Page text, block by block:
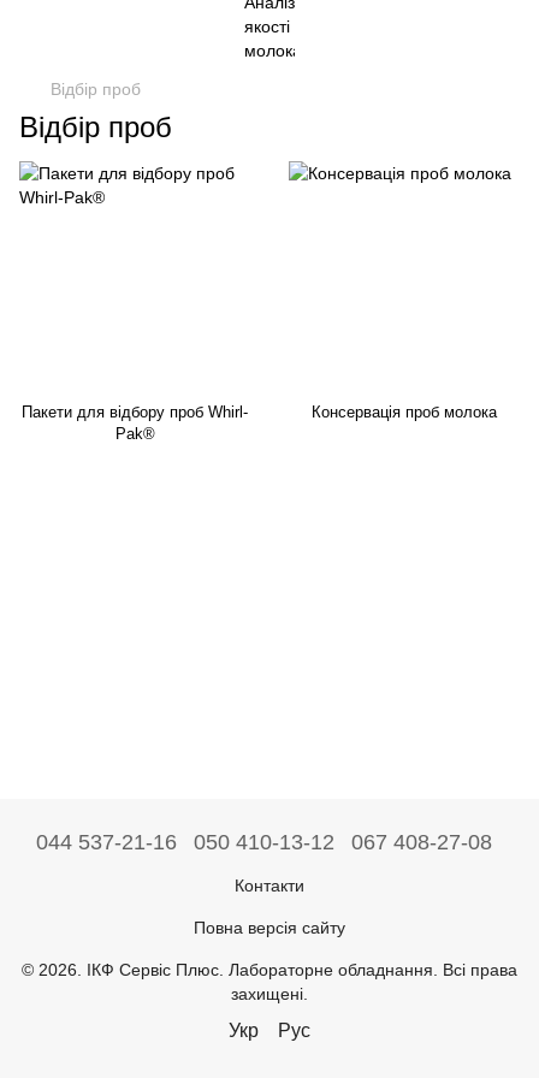
Відбір проб
Відбір проб
Пакети для відбору проб Whirl-
Pak®
Консервація проб молока
044 537-21-16 050 410-13-12 067 408-27-08
Контакти
Повна версія сайту
© 2026. ІКФ Сервіс Плюс. Лабораторне обладнання. Всі права
захищені.
Укр Рус